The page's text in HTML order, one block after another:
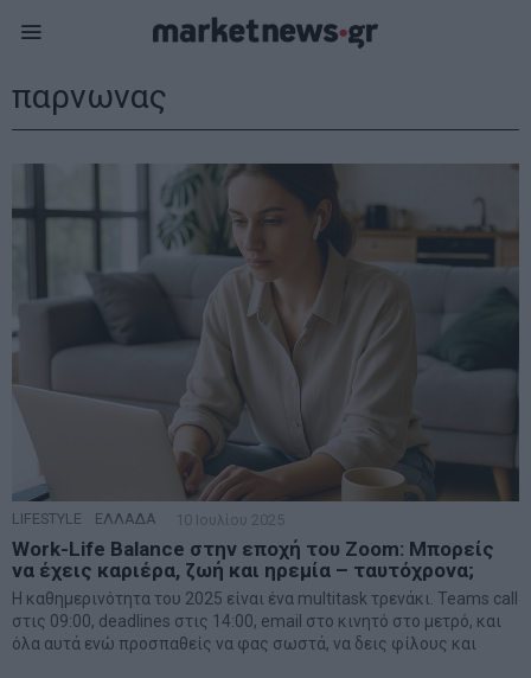
παρνωνας
LIFESTYLE ΕΛΛΑΔΑ 10 Ιουλίου 2025
Work-Life Balance στην εποχή του Zoom: Μπορείς
να έχεις καριέρα, ζωή και ηρεμία – ταυτόχρονα;
Η καθημερινότητα του 2025 είναι ένα multitask τρενάκι. Teams call
στις 09:00, deadlines στις 14:00, email στο κινητό στο μετρό, και
όλα αυτά ενώ προσπαθείς να φας σωστά, να δεις φίλους και